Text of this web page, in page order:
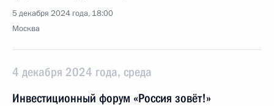
5 декабря 2024 года, 18:00
Москва
4 декабря 2024 года, среда
Инвестиционный форум «Россия зовёт!»